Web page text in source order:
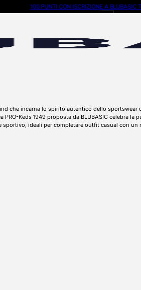
100 PUNTI CON ISCRIZIONE A BLUBASIC
che incarna lo spirito autentico dello
Keds 1949 proposta da BLUBASIC celebra
ideali per completare outfit casual con